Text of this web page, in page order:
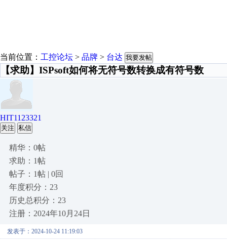
当前位置： 工控论坛 > 品牌 > 台达 我要发帖
【求助】ISPsoft如何将无符号数转换成有符号数
HIT1123321
关注 私信
精华：0帖
求助：1帖
帖子：1帖 | 0回
年度积分：23
历史总积分：23
注册：2024年10月24日
发表于：2024-10-24 11:19:03